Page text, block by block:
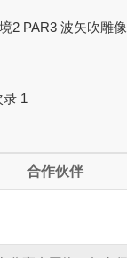
2 PAR3 波矢吹雕像
1
合作伙伴